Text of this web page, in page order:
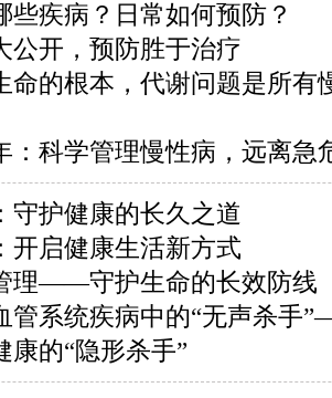
些疾病？日常如何预防？
公开，预防胜于治疗
命的根本，代谢问题是所有
：科学管理慢性病，远离急
守护健康的长久之道
开启健康生活新方式
理——守护生命的长效防线
管系统疾病中的“无声杀手
的“隐形杀手”